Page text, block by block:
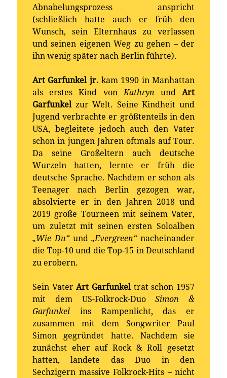
Abnabelungsprozess anspricht
(schließlich hatte auch er früh den
Wunsch, sein Elternhaus zu verlassen
und seinen eigenen Weg zu gehen – der
ihn wenig später nach Berlin führte).
Art Garfunkel jr. kam 1990 in Manhattan
als erstes Kind vonKathryn undArt
Garfunkel zur Welt. Seine Kindheit und
Jugend verbrachte er größtenteils in den
USA, begleitete jedoch auch den Vater
schon in jungen Jahren oftmals auf Tour.
Da seine Großeltern auch deutsche
Wurzeln hatten, lernte er früh die
deutsche Sprache. Nachdem er schon als
Teenager nach Berlin gezogen war,
absolvierte er in den Jahren 2018 und
2019 große Tourneen mit seinem Vater,
um zuletzt mit seinen ersten Soloalben
„Wie Du“und„Evergreen“ nacheinander
die Top-10 und die Top-15 in Deutschland
zu erobern.
Sein VaterArt Garfunkeltrat schon 1957
mit dem US-Folkrock-DuoSimon &
Garfunkel ins Rampenlicht, das er
zusammen mit dem Songwriter Paul
Simon gegründet hatte. Nachdem sie
zunächst eher auf Rock & Roll gesetzt
hatten, landete das Duo in den
Sechzigern massive Folkrock-Hits – nicht